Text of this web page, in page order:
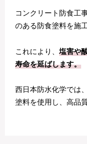
コンクリート防食工
のある防食塗料を施
これにより、塩害や
寿命を延ばします。
西日本防水化学では
塗料を使用し、高品